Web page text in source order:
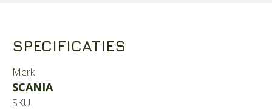
SPECIFICATIES
Merk
SCANIA
SKU